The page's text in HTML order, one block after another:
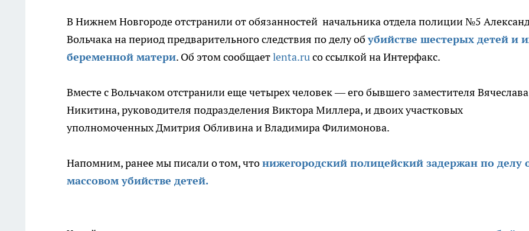
В Нижнем Новгороде отстранили от обязанностей начальника отдела полиции №5
Вольчака на период предварительного следствия по делу обубийстве шестерых детей и
беременной матери. Об этом сообщаетlenta.ruсо ссылкой на Интерфакс.
Вместе с Вольчаком отстранили еще четырех человек — его бывшего заместителя Вячеслава
Никитина, руководителя подразделения Виктора Миллера, и двоих участковых
уполномоченных Дмитрия Обливина и Владимира Филимонова.
Напомним, ранее мы писали о том, чтонижегородский полицейский задержан по делу
массовом убийстве детей.